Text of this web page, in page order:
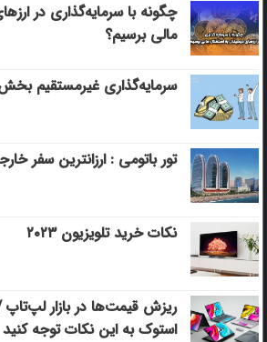
چگونه با سرمایه‌گذاری در
مالی برسیم؟
سرمایه‌گذاری غیرمستقیم
تور باتومی : ارزانترین سفر خارجی
نکات خرید تلویزیون ۲۰۲۳
ریزش قیمت‌ها در بازار
استوک به این نکات توجه کنید